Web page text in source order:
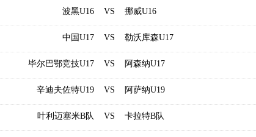
波黑U16 VS 挪威U16
中国U17 VS 勒沃库森U17
毕尔巴鄂竞技U17 VS 阿森纳U17
辛迪夫佐特U19 VS 阿萨纳U19
叶利迈塞米B队 VS 卡拉特B队